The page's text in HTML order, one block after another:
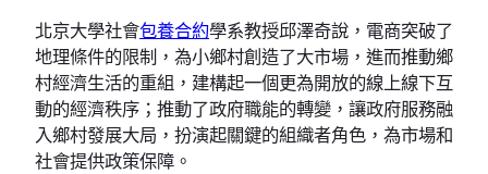
北京大學社會包養合約學系教授邱澤奇說，電商突破了
地理條件的限制，為小鄉村創造了大市場，進而推動鄉
村經濟生活的重組，建構起一個更為開放的線上線下互
動的經濟秩序；推動了政府職能的轉變，讓政府服務融
入鄉村發展大局，扮演起關鍵的組織者角色，為市場和
社會提供政策保障。